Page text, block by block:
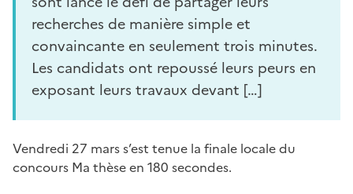
recherches de manière simple et
convaincante en seulement trois minutes.
Les candidats ont repoussé leurs peurs en
exposant leurs travaux devant […]
Vendredi 27 mars s’est tenue la finale locale du
concours Ma thèse en 180 secondes.